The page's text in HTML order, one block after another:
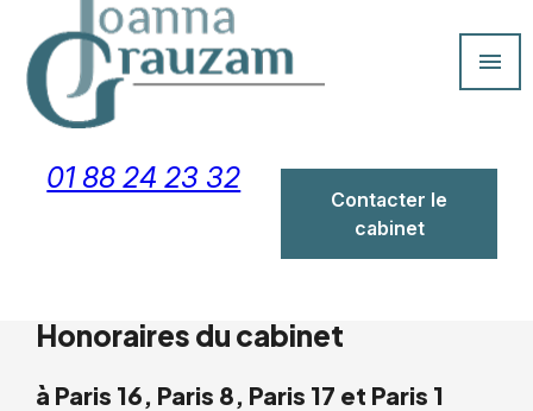
menu
01 88 24 23 32
Contacter le
cabinet
Honoraires du cabinet
à Paris 16, Paris 8, Paris 17 et Paris 1
Panneau de gestion des cookies